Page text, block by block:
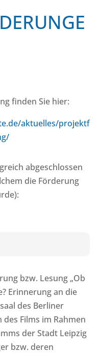
finden Sie hier:
aktuelles/projektf
abgeschlossen
die Förderung
bzw. Lesung „Ob
Erinnerung an die
des Berliner
Films im Rahmen
der Stadt Leipzig
bzw. deren